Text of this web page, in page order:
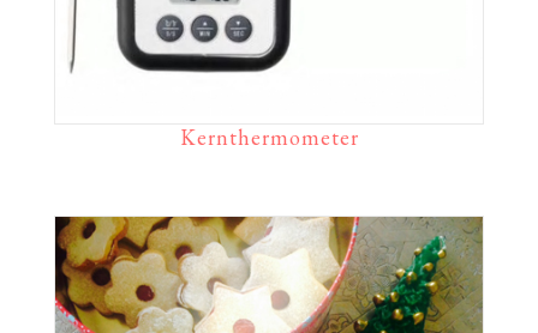
Kernthermometer